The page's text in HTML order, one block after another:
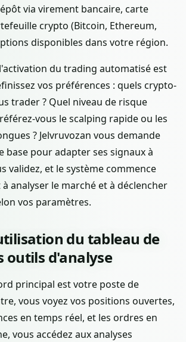
via virement bancaire, carte
crypto (Bitcoin, Ethereum,
disponibles dans votre région.
du trading automatisé est
vos préférences : quels crypto-
trader ? Quel niveau de risque
vous le scalping rapide ou les
? Jelvruvozan vous demande
base pour adapter ses signaux à
validez, et le système commence
analyser le marché et à déclencher
vos paramètres.
du tableau de
outils d'analyse
principal est votre poste de
vous voyez vos positions ouvertes,
en temps réel, et les ordres en
vous accédez aux analyses